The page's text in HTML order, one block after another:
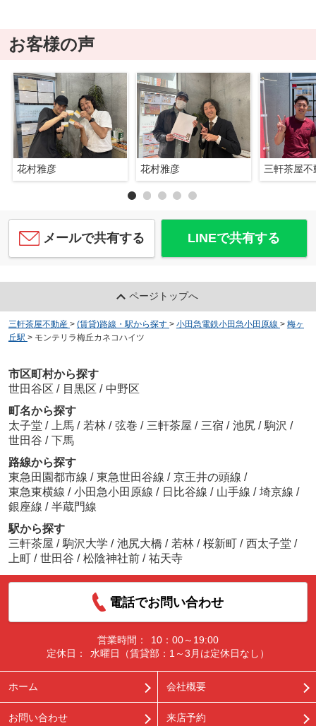
お客様の声
花村雅彦 花村雅彦 三軒茶屋不
メールで共有する LINEで共有する
ページトップへ
三軒茶屋不動産 > (賃貸)路線・駅から探す > 小田急電鉄小田急小田原線 > 梅ヶ
丘駅 > モンテリラ梅丘カネコハイツ
市区町村から探す
世田谷区 / 目黒区 / 中野区
町名から探す
太子堂 / 上馬 / 若林 / 弦巻 / 三軒茶屋 / 三宿 / 池尻 / 駒沢 /
世田谷 / 下馬
路線から探す
東急田園都市線 / 東急世田谷線 / 京王井の頭線 /
東急東横線 / 小田急小田原線 / 日比谷線 / 山手線 / 埼京線 /
銀座線 / 半蔵門線
駅から探す
三軒茶屋 / 駒沢大学 / 池尻大橋 / 若林 / 桜新町 / 西太子堂 /
上町 / 世田谷 / 松陰神社前 / 祐天寺
電話でお問い合わせ
営業時間：
10：00～19:00
定休日：
水曜日（賃貸部：1～3月は定休日なし）
ホーム 会社概要
お問い合わせ 来店予約